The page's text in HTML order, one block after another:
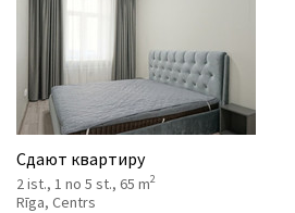
Kонтакты
Сдают квартиру
2 ist., 1 no 5 st., 65 m2
Rīga, Centrs